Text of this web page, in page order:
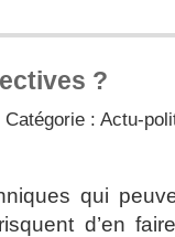
?
: Actu-
qui
d’en